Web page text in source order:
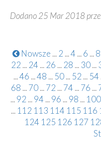
Dodano 25 Mar 2018
Nowsze ... 2 ...4 ... 6 ... 8
22 ... 24 ... 26 ... 28 ... 30 ...
...46 ...48 ... 50... 52 ... 54
68 ... 70 ... 72 ... 74 ... 76 ...
... 92 ... 94 ... 96 ... 98 ... 100
... 112 113 114 115 116
124 125 126 127